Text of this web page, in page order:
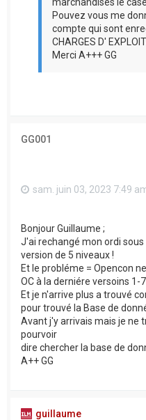
Pouvez vous me
compte qui sont
CHARGES D'
Merci A+++ GG
GG001
sam. juin 03, 2023 7:49
Bonjour Guillaume ;
J'ai rechangé mon ordi
version de 5 niveaux !
Et le probléme = Opencon
OC à la derniére versoins 1-
Et je n'arrive plus a trouvé
pour trouvé la Base de
Avant j'y arrivais mais je ne
pourvoir
dire chercher la base de
A++ GG
guillaume